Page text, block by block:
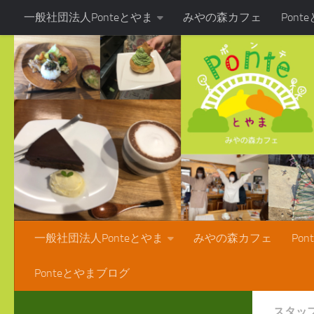
コンテンツへスキップ
一般社団法人Ponteとやま みやの森カフェ Ponte
Ponteとやまブログ
一般社団法人Ponteとやま みやの森カフェ
Ponteとやまブログ
スタッ